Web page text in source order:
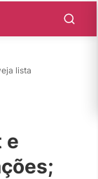
lista
e